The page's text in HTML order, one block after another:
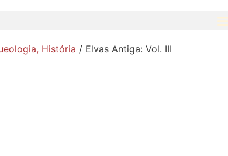
História / Elvas Antiga: Vol. III